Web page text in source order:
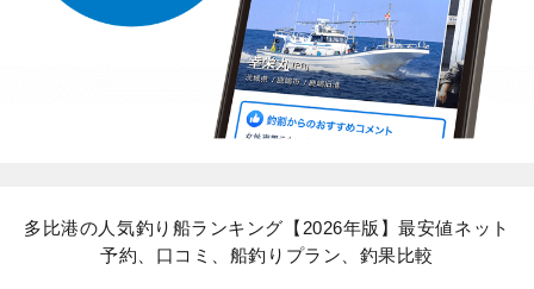
多比港の人気釣り船ランキング【2026年版】最安値ネット
予約、口コミ、船釣りプラン、釣果比較